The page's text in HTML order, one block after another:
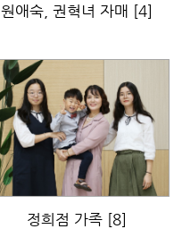
[9]
원애숙, 권혁녀 자매 [4]
정희점 가족 [8]